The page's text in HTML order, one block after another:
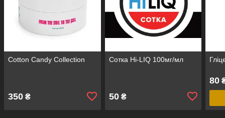
Cotton Candy Collection
350 ₴
Сотка Hi-LIQ 100мг/мл
50₴
80